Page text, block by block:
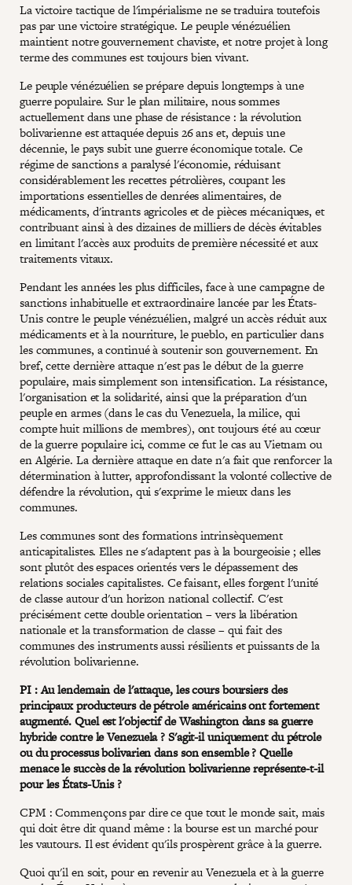
La victoire tactique de l'impérialisme ne se traduira toutefois
pas par une victoire stratégique. Le peuple vénézuélien
maintient notre gouvernement chaviste, et notre projet à long
terme des communes est toujours bien vivant.
Le peuple vénézuélien se prépare depuis longtemps à une
guerre populaire. Sur le plan militaire, nous sommes
actuellement dans une phase de résistance : la révolution
bolivarienne est attaquée depuis 26 ans et, depuis une
décennie, le pays subit une guerre économique totale. Ce
régime de sanctions a paralysé l'économie, réduisant
considérablement les recettes pétrolières, coupant les
importations essentielles de denrées alimentaires, de
médicaments, d'intrants agricoles et de pièces mécaniques, et
contribuant ainsi à des dizaines de milliers de décès évitables
en limitant l'accès aux produits de première nécessité et aux
traitements vitaux.
Pendant les années les plus difficiles, face à une campagne de
sanctions inhabituelle et extraordinaire lancée par les États-
Unis contre le peuple vénézuélien, malgré un accès réduit aux
médicaments et à la nourriture, le pueblo, en particulier dans
les communes, a continué à soutenir son gouvernement. En
bref, cette dernière attaque n'est pas le début de la guerre
populaire, mais simplement son intensification. La résistance,
l'organisation et la solidarité, ainsi que la préparation d'un
peuple en armes (dans le cas du Venezuela, la milice, qui
compte huit millions de membres), ont toujours été au cœur
de la guerre populaire ici, comme ce fut le cas au Vietnam ou
en Algérie. La dernière attaque en date n'a fait que renforcer la
détermination à lutter, approfondissant la volonté collective de
défendre la révolution, qui s'exprime le mieux dans les
communes.
Les communes sont des formations intrinsèquement
anticapitalistes. Elles ne s'adaptent pas à la bourgeoisie ; elles
sont plutôt des espaces orientés vers le dépassement des
relations sociales capitalistes. Ce faisant, elles forgent l'unité
de classe autour d'un horizon national collectif. C'est
précisément cette double orientation – vers la libération
nationale et la transformation de classe – qui fait des
communes des instruments aussi résilients et puissants de la
révolution bolivarienne.
PI : Au lendemain de l'attaque, les cours boursiers des
principaux producteurs de pétrole américains ont fortement
augmenté. Quel est l'objectif de Washington dans sa guerre
hybride contre le Venezuela ? S'agit-il uniquement du pétrole
ou du processus bolivarien dans son ensemble ? Quelle
menace le succès de la révolution bolivarienne représente-t-il
pour les États-Unis ?
CPM : Commençons par dire ce que tout le monde sait, mais
qui doit être dit quand même : la bourse est un marché pour
les vautours. Il est évident qu'ils prospèrent grâce à la guerre.
Quoi qu'il en soit, pour en revenir au Venezuela et à la guerre